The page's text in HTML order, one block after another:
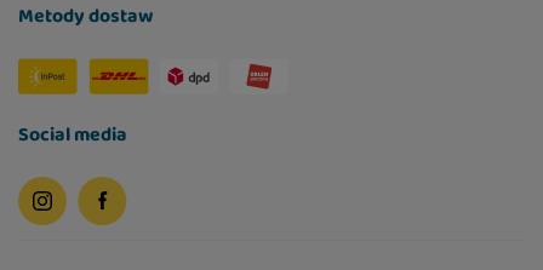
Metody dostaw
Social media